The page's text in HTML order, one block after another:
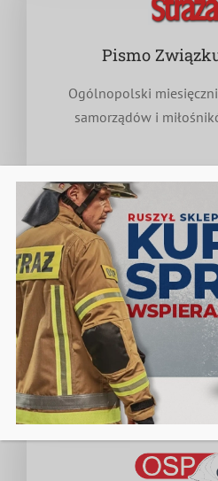
Pismo
Ogólnopolski
samorządów i
Nieodpłatna
w zakresie związanym z